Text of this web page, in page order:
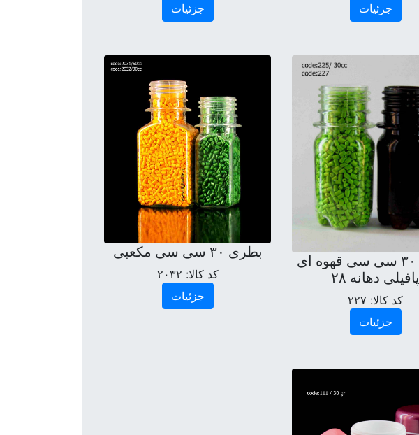
جزئیات
جزئیات
بطری ۳۰ سی سی قهوه ای
پافیلی دهانه ۲۸
کد کالا: ۲۲۷
جزئیات
بطری ۳۰ سی سی مکعبی
کد کالا: ۲۰۳۲
جزئیات